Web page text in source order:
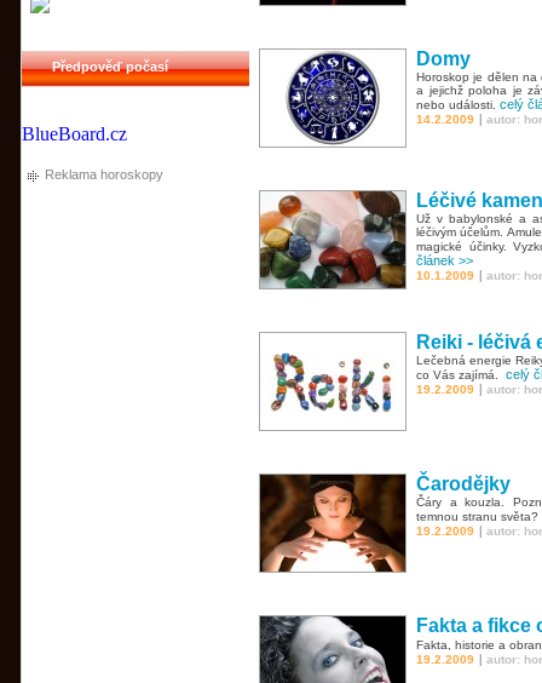
Předpověď počasí
BlueBoard.cz
Reklama horoskopy
Domy
Horoskop je dělen na
a jejichž poloha je
nebo události. celý
14.2.2009 | autor:
Léčivé
Už v babylonské a
léčivým účelům.
magické účinky.
článek >>
10.1.2009 | autor:
Reiki - léčivá
Lečebná energie
co Vás zajímá.
celý
19.2.2009 | autor:
Čarodějky
Čáry a kouzla.
temnou stranu světa?
19.2.2009 | autor:
Fakta a fikce
Fakta, historie a
19.2.2009 | autor: